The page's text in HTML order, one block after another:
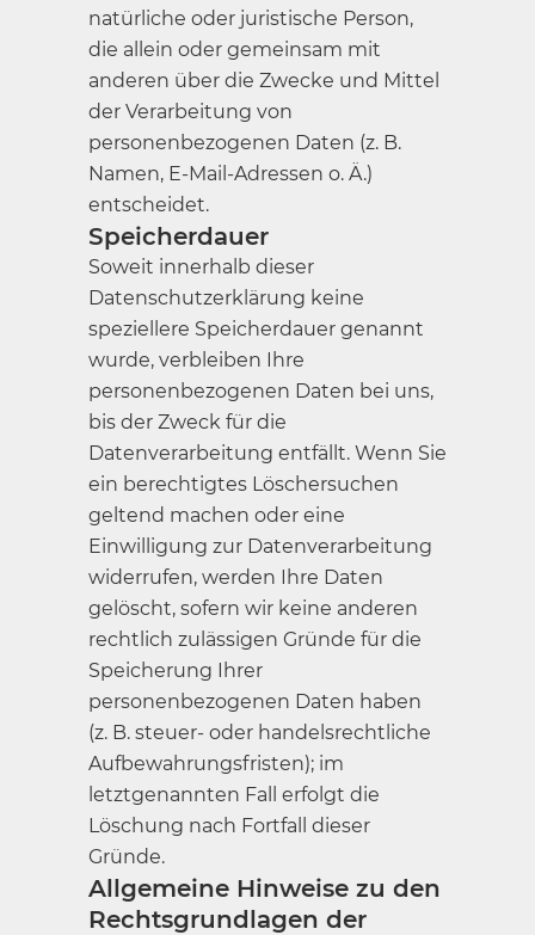
natürliche oder juristische Person,
die allein oder gemeinsam mit
anderen über die Zwecke und Mittel
der Verarbeitung von
personenbezogenen Daten (z. B.
Namen, E-Mail-Adressen o. Ä.)
entscheidet.
Speicherdauer
Soweit innerhalb dieser
Datenschutzerklärung keine
speziellere Speicherdauer genannt
wurde, verbleiben Ihre
personenbezogenen Daten bei uns,
bis der Zweck für die
Datenverarbeitung entfällt. Wenn Sie
ein berechtigtes Löschersuchen
geltend machen oder eine
Einwilligung zur Datenverarbeitung
widerrufen, werden Ihre Daten
gelöscht, sofern wir keine anderen
rechtlich zulässigen Gründe für die
Speicherung Ihrer
personenbezogenen Daten haben
(z. B. steuer- oder handelsrechtliche
Aufbewahrungsfristen); im
letztgenannten Fall erfolgt die
Löschung nach Fortfall dieser
Gründe.
Allgemeine Hinweise zu den
Rechtsgrundlagen der